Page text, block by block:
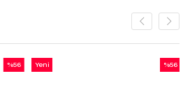
%56
%56
Yeni